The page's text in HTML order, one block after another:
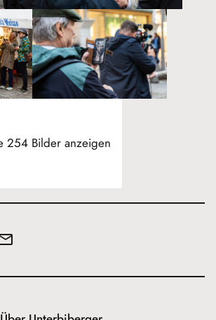
254 Bilder anzeigen